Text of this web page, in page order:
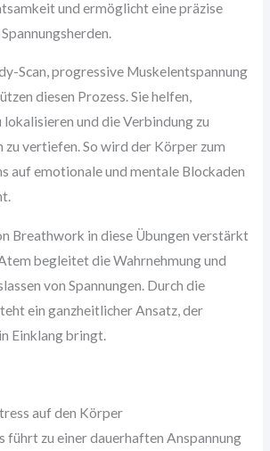
und ermöglicht eine präzise
Scan, progressive Muskelentspannung
diesen Prozess. Sie helfen,
lokalisieren und die Verbindung zu
zu vertiefen. So wird der Körper zum
auf emotionale und mentale Blockaden
Breathwork in diese Übungen verstärkt
begleitet die Wahrnehmung und
von Spannungen. Durch die
ein ganzheitlicher Ansatz, der
Einklang bringt.
auf den Körper
führt zu einer dauerhaften Anspannung